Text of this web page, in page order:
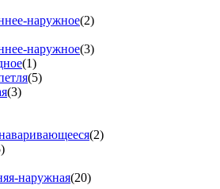
наружное(2)
наружное(3)
(1)
(5)
(3)
(2)
наружная(20)